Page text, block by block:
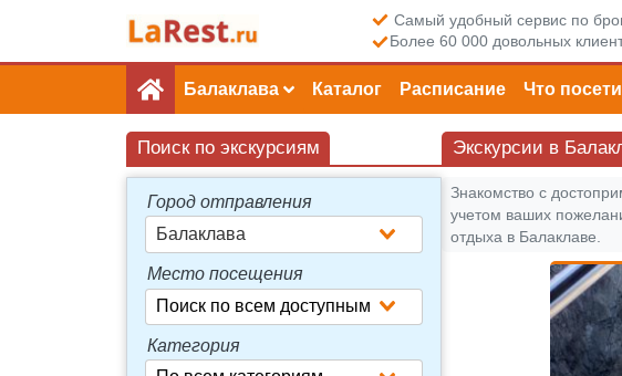
Самый удобный сервис по
Более 60 000 довольных
Балаклава Каталог Расписание Что
Экскурсии в
Знакомство с
учетом ваших
отдыха в Балаклаве.
Поиск по экскурсиям
Город отправления
Балаклава
Место посещения
Категория